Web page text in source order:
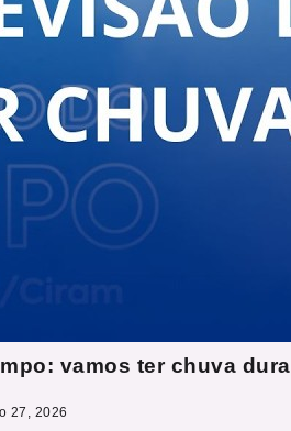
vamos ter chuva
27, 2026